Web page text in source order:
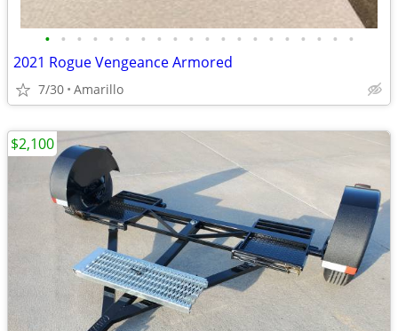
• • • • • • • • • • • • • • • • • • • •
2021 Rogue Vengeance Armored
7/30 Amarillo
$2,100